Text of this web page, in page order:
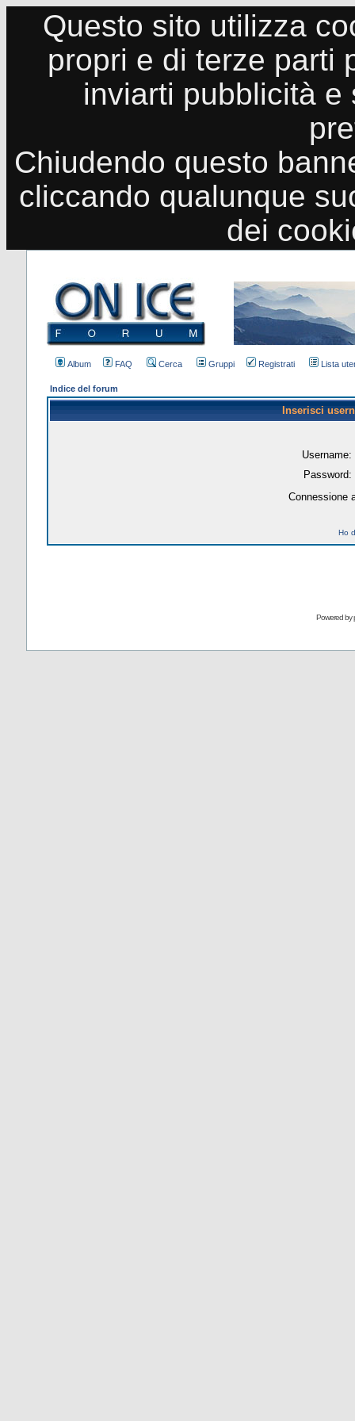
Questo sito utilizza
propri e di terze parti
inviarti pubblicità
Chiudendo questo
cliccando qualunque
dei
Album FAQ Cerca Gruppi Registrati Lista
Indice del forum
Inserisci
Username:
Password:
Connessione
Ho
Powered by